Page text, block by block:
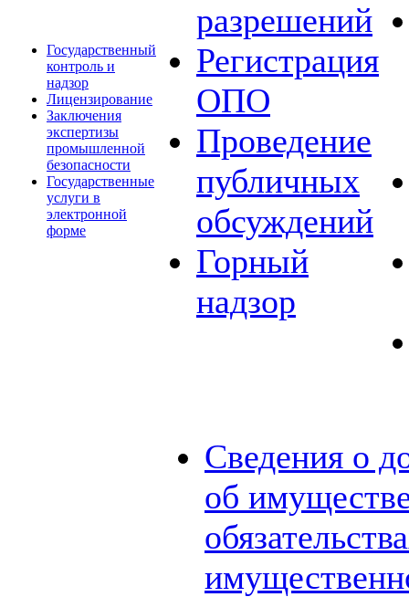
Государственный
контроль и
надзор
Лицензирование
Заключения
экспертизы
промышленной
безопасности
Государственные
услуги в
электронной
форме
разрешений
Регистрация
ОПО
Проведение
публичных
обсуждений
Горный
надзор
Сведения о
об